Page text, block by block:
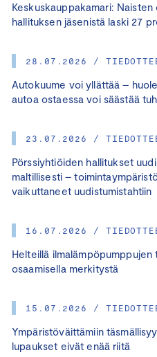
Keskuskauppakamari:
hallituksen jäsenistä laski 27
28.07.2026 /
Autokuume voi yllättää –
autoa ostaessa voi säästää
23.07.2026 /
Pörssiyhtiöiden hallitukset
maltillisesti –
vaikuttaneet uudistumistahtiin
16.07.2026 /
Helteillä
osaamisella merkitystä
15.07.2026 /
Ympäristöväittämiin
lupaukset eivät enää riitä